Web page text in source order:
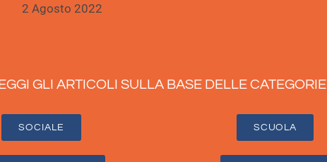
2 Agosto 2022
GLI ARTICOLI SULLA BASE DELLE CATEGORIE
SOCIALE SCUOLA